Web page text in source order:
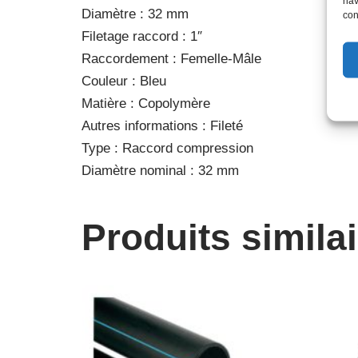
Diamètre : 32 mm
Filetage raccord : 1″
Raccordement : Femelle-Mâle
Couleur : Bleu
Matière : Copolymère
Autres informations : Fileté
Type : Raccord compression
Diamètre nominal : 32 mm
Produits